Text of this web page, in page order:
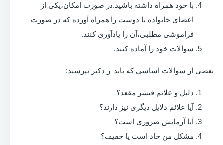
با خود همراه داشته باشید.در صورت امکان،یکی از
اعضای خانواده یا دوست را همراه آورده که در صورت
فراموشی مطلبی،آن را یادآوری کنند.
سوالات خود را آماده کنید.
بعضی از سوالات اساسی که باید از دکتر بپرسید:
دلیل و علائم فیشر مقعد؟
آیا علائم دلایل دیگری نیز دارند؟
آیا آزمایش ضروری است؟
مشکل من حاد است یا خفیف؟